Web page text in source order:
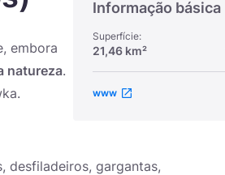
embora
natureza.
Informação básica
Superfície:
21,46 km²
www
desfiladeiros, gargantas,